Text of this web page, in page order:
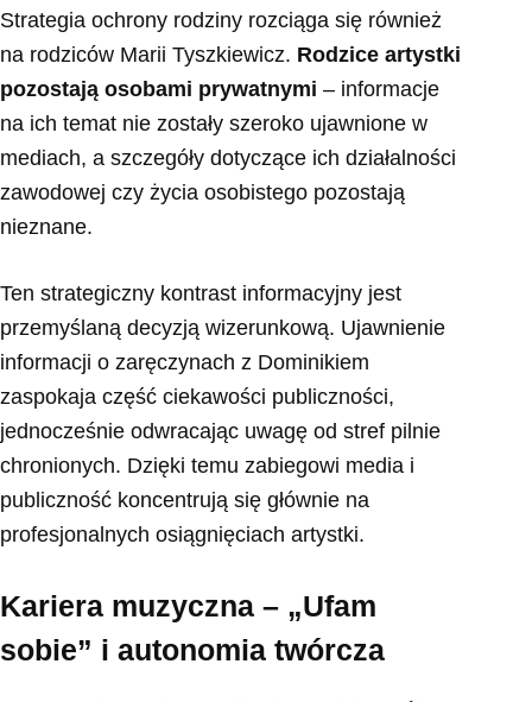
Strategia ochrony rodziny rozciąga się również
na rodziców Marii Tyszkiewicz. Rodzice artystki
pozostają osobami prywatnymi – informacje
na ich temat nie zostały szeroko ujawnione w
mediach, a szczegóły dotyczące ich działalności
zawodowej czy życia osobistego pozostają
nieznane.
Ten strategiczny kontrast informacyjny jest
przemyślaną decyzją wizerunkową. Ujawnienie
informacji o zaręczynach z Dominikiem
zaspokaja część ciekawości publiczności,
jednocześnie odwracając uwagę od stref pilnie
chronionych. Dzięki temu zabiegowi media i
publiczność koncentrują się głównie na
profesjonalnych osiągnięciach artystki.
Kariera muzyczna – „Ufam
sobie” i autonomia twórcza